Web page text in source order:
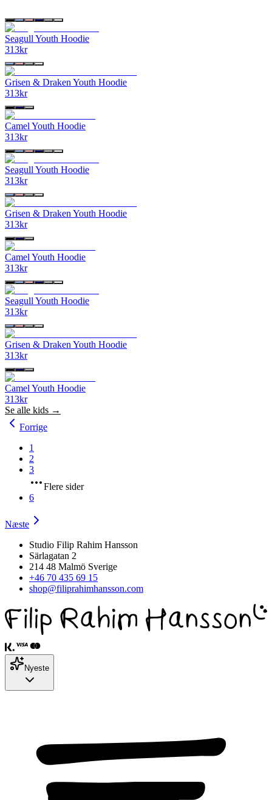
Seagull Youth Hoodie
313kr
Grisen & Draken Youth Hoodie
313kr
Camel Youth Hoodie
313kr
Seagull Youth Hoodie
313kr
Grisen & Draken Youth Hoodie
313kr
Camel Youth Hoodie
313kr
Seagull Youth Hoodie
313kr
Grisen & Draken Youth Hoodie
313kr
Camel Youth Hoodie
313kr
Se alle kids →
Forrige
1
2
3
Flere sider
6
Næste
Studio Filip Rahim Hansson
Särlagatan 2
214 48 Malmö Sverige
+46 70 435 69 15
shop@filiprahimhansson.com
Nyeste